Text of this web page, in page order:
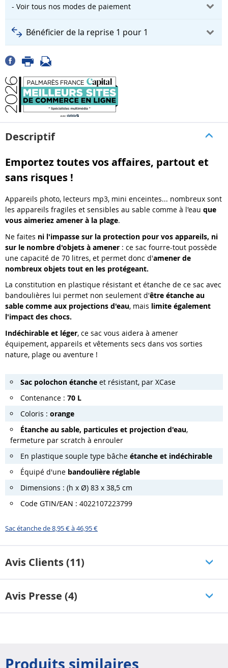
- Voir tous nos modes de paiement
Bénéficier de la reprise 1 pour 1
Descriptif
Emportez toutes vos affaires, partout et
sans risques !
Appareils photo, lecteurs mp3, mini enceintes... nombreux sont
les appareils fragiles et sensibles au sable comme à l'eau que
vous aimeriez amener à la plage.
Ne faites ni l'impasse sur la protection pour vos appareils, ni
sur le nombre d'objets à amener : ce sac fourre-tout possède
une capacité de 70 litres, et permet donc d'amener de
nombreux objets tout en les protégeant.
La constitution en plastique résistant et étanche de ce sac avec
bandoulières lui permet non seulement d'être étanche au
sable comme aux projections d'eau, mais limite également
l'impact des chocs.
Indéchirable et léger, ce sac vous aidera à amener
équipement, appareils et vêtements secs dans vos sorties
nature, plage ou aventure !
Sac polochon étanche et résistant, par XCase
Contenance : 70 L
Coloris : orange
Étanche au sable, particules et projection d'eau,
fermeture par scratch à enrouler
En plastique souple type bâche étanche et indéchirable
Équipé d'une bandoulière réglable
Dimensions : (h x Ø) 83 x 38,5 cm
Code GTIN/EAN : 4022107223799
Sac étanche de 8,95 € à 46,95 €
Avis Clients (11)
Avis Presse (4)